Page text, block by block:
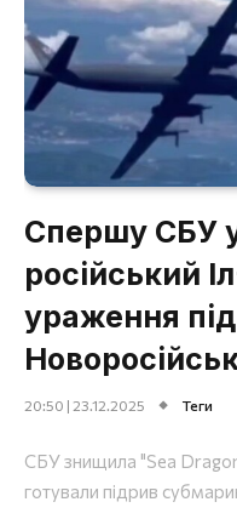
Спершу СБУ
російський
ураження
20:50 | 23.12.2025 Теги
СБУ знищила "Sea
готували підрив